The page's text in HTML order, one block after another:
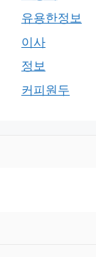
유용한정보
이사
정보
커피원두